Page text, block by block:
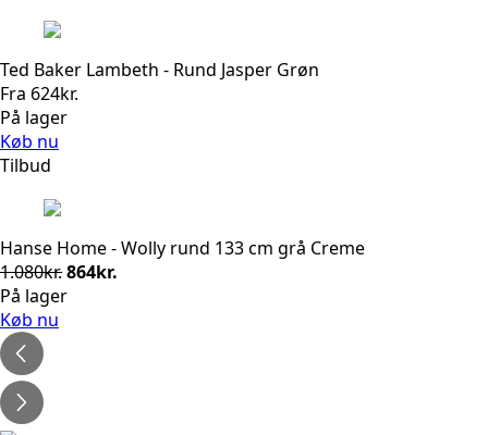
Ted Baker Lambeth - Rund Jasper Grøn
Fra 624kr.
På lager
Køb nu
Tilbud
Hanse Home - Wolly rund 133 cm grå Creme
1.080kr.Den
oprindelige
864kr.
På lager
Køb nu